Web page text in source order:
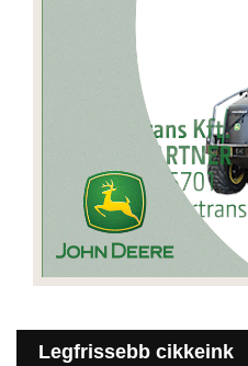
Legfrissebb cikkeink